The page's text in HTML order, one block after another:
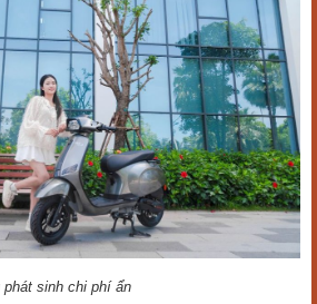
sinh chi phí ẩn